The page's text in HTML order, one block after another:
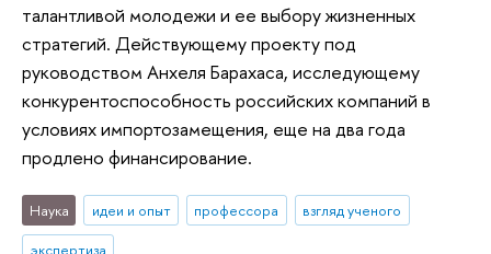
талантливой молодежи и ее выбору жизненных
стратегий. Действующему проекту под
руководством Анхеля Барахаса, исследующему
конкурентоспособность российских компаний в
условиях импортозамещения, еще на два года
продлено финансирование.
Наука идеи и опыт профессора
взгляд ученого
экспертиза